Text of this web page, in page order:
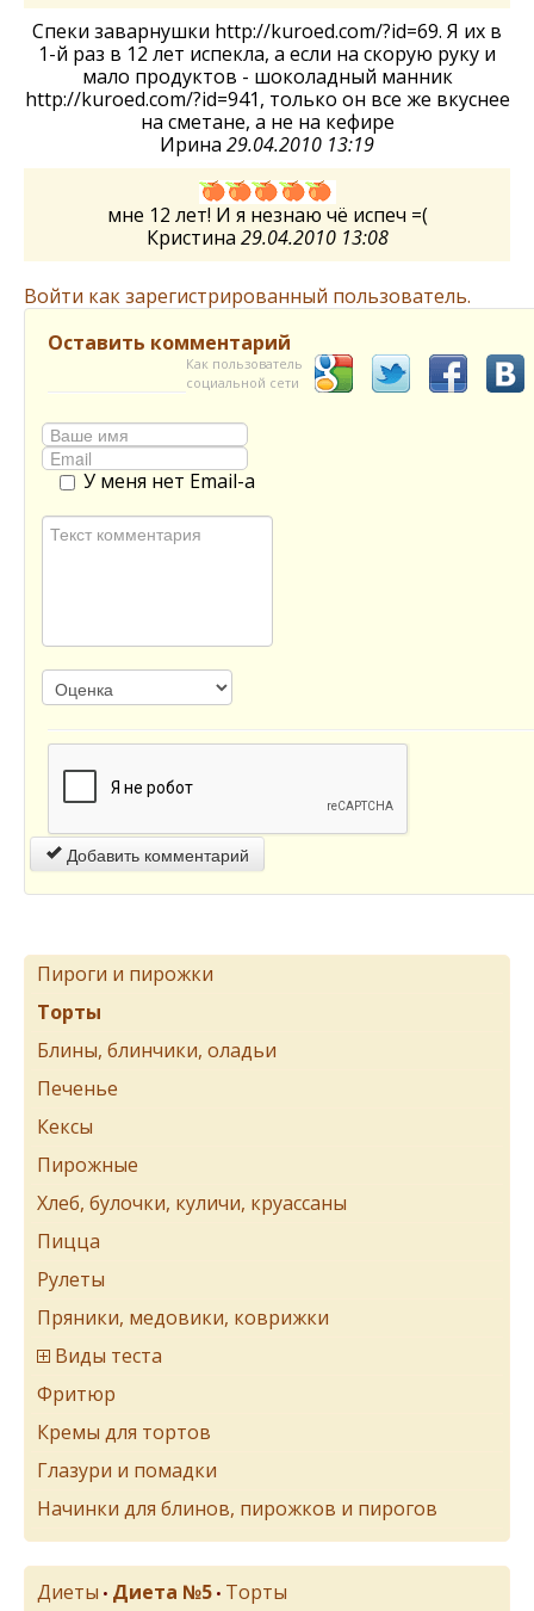
Спеки заварнушки http://kuroed.com/?id=69. Я их в
1-й раз в 12 лет испекла, а если на скорую руку и
мало продуктов - шоколадный манник
http://kuroed.com/?id=941, только он все же вкуснее
на сметане, а не на кефире
Ирина 29.04.2010 13:19
мне 12 лет! И я незнаю чё испеч =(
Кристина 29.04.2010 13:08
Войти как зарегистрированный пользователь.
Оставить комментарий
Как пользователь
социальной сети
У меня нет Email-а
Добавить комментарий
Пироги и пирожки
Торты
Блины, блинчики, оладьи
Печенье
Кексы
Пирожные
Хлеб, булочки, куличи, круассаны
Пицца
Рулеты
Пряники, медовики, коврижки
Виды теста
Фритюр
Кремы для тортов
Глазури и помадки
Начинки для блинов, пирожков и пирогов
Диеты • Диета №5 • Торты